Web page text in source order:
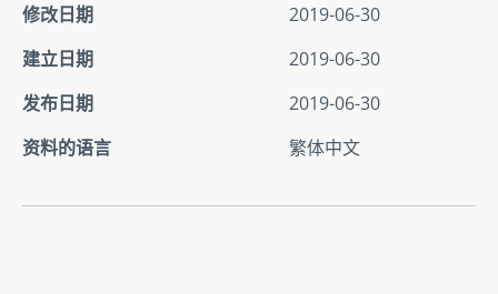
修改日期
2019-06-30
建立日期
2019-06-30
发布日期
2019-06-30
资料的语言
繁体中文